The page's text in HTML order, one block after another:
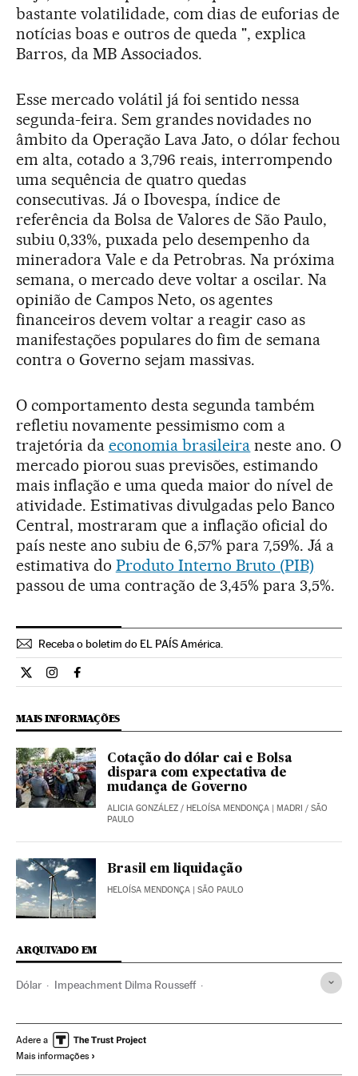
bastante volatilidade, com dias de euforias de
notícias boas e outros de queda ", explica
Barros, da MB Associados.
Esse mercado volátil já foi sentido nessa
segunda-feira. Sem grandes novidades no
âmbito da Operação Lava Jato, o dólar fechou
em alta, cotado a 3,796 reais, interrompendo
uma sequência de quatro quedas
consecutivas. Já o Ibovespa, índice de
referência da Bolsa de Valores de São Paulo,
subiu 0,33%, puxada pelo desempenho da
mineradora Vale e da Petrobras. Na próxima
semana, o mercado deve voltar a oscilar. Na
opinião de Campos Neto, os agentes
financeiros devem voltar a reagir caso as
manifestações populares do fim de semana
contra o Governo sejam massivas.
O comportamento desta segunda também
refletiu novamente pessimismo com a
trajetória da economia brasileira neste ano. O
mercado piorou suas previsões, estimando
mais inflação e uma queda maior do nível de
atividade. Estimativas divulgadas pelo Banco
Central, mostraram que a inflação oficial do
país neste ano subiu de 6,57% para 7,59%. Já a
estimativa do Produto Interno Bruto (PIB)
passou de uma contração de 3,45% para 3,5%.
Receba o boletim do EL PAÍS América.
Economia El País Brasil en Twitter
Economia El País Brasil en Instagram
Economia El País Brasil en Facebook
MAIS INFORMAÇÕES
Cotação do dólar cai e Bolsa
dispara com expectativa de
mudança de Governo
ALICIA GONZÁLEZ / HELOÍSA MENDONÇA | MADRI / SÃO
PAULO
Brasil em liquidação
HELOÍSA MENDONÇA | SÃO PAULO
ARQUIVADO EM
Dólar Impeachment Dilma Rousseff
Crises políticas Dilma Rousseff
Presidente Brasil
Adere a
Mais informações